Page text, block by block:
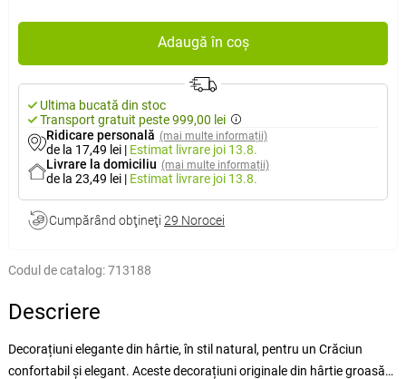
Adaugă în coș
Ultima bucată din stoc
Transport gratuit peste 999,00 lei
Ridicare personală (mai multe informații)
de la 17,49 lei | Estimat livrare joi 13.8.
Livrare la domiciliu (mai multe informații)
de la 23,49 lei | Estimat livrare joi 13.8.
Cumpărând obţineţi 29 Norocei
Codul de catalog:713188
Descriere
Decorațiuni elegante din hârtie, în stil natural, pentru un Crăciun
confortabil și elegant. Aceste decorațiuni originale din hârtie groasă